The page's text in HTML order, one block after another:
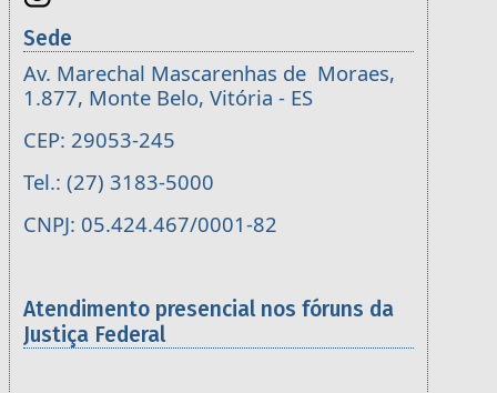
Sede
Av. Marechal Mascarenhas de Moraes,
1.877, Monte Belo, Vitória - ES
CEP: 29053-245
Tel.: (27) 3183-5000
CNPJ: 05.424.467/0001-82
Atendimento presencial nos fóruns da
Justiça Federal